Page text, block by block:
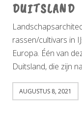
DUITSLAND
rassen/cultivars in
Europa. Één van
Duitsland, die zijn
AUGUSTUS 8, 2021